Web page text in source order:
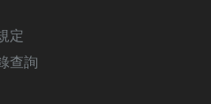
定
查詢